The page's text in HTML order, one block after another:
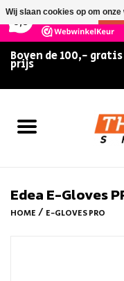
147
Boven de 100,-
prijs
Home
Edea E-Gloves
HOME / E-GLOVES PRO
Wij slaan cookies op om
Nee